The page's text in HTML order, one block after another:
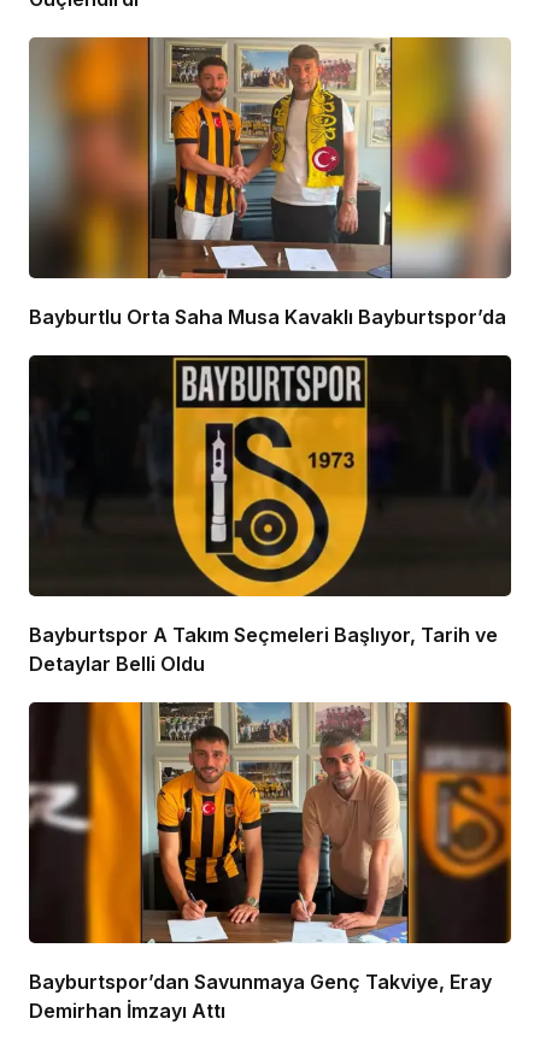
Bayburtlu Orta Saha Musa Kavaklı Bayburtspor’da
Bayburtspor A Takım Seçmeleri Başlıyor, Tarih ve
Detaylar Belli Oldu
Bayburtspor’dan Savunmaya Genç Takviye, Eray
Demirhan İmzayı Attı